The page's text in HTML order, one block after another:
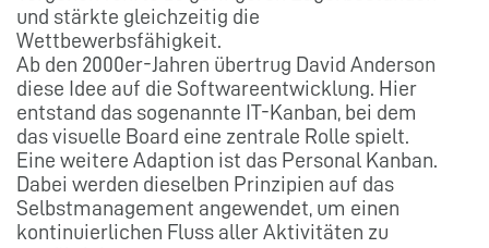
und stärkte gleichzeitig die
Wettbewerbsfähigkeit.
Ab den 2000er-Jahren übertrug David Anderson
diese Idee auf die Softwareentwicklung. Hier
entstand das sogenannte IT-Kanban, bei dem
das visuelle Board eine zentrale Rolle spielt.
Eine weitere Adaption ist das Personal Kanban.
Dabei werden dieselben Prinzipien auf das
Selbstmanagement angewendet, um einen
kontinuierlichen Fluss aller Aktivitäten zu